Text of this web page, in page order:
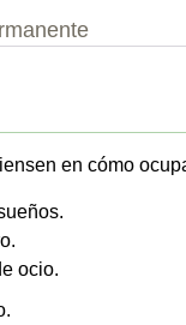
en cómo
ocio.